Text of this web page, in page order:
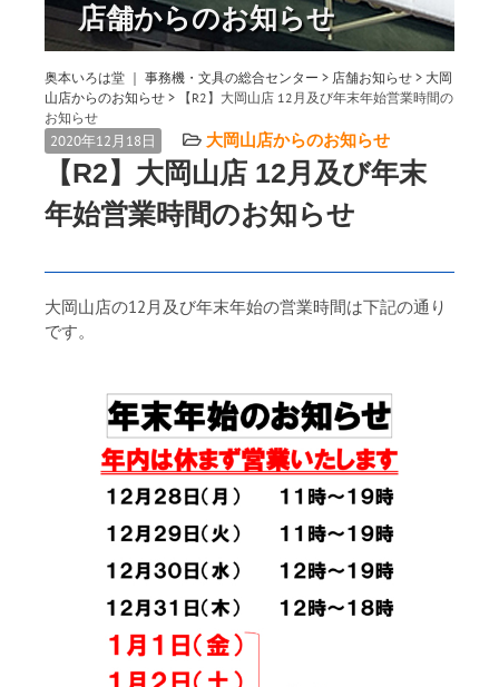
店舗からのお知らせ
奥本いろは堂 ｜ 事務機・文具の総合センター > 店舗お知らせ > 大岡
山店からのお知らせ >
【R2】大岡山店 12月及び年末年始営業時間の
お知らせ
2020年12月18日 大岡山店からのお知らせ
【R2】大岡山店 12月及び年末
年始営業時間のお知らせ
大岡山店の12月及び年末年始の営業時間は下記の通り
です。